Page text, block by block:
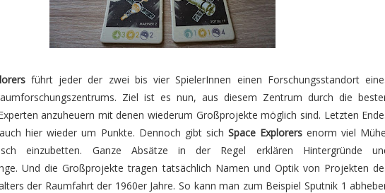
führt jeder der zwei bis vier SpielerInnen einen Forschungsstandort
Ziel ist es nun, aus diesem Zentrum durch die
anzuheuern mit denen wiederum Großprojekte möglich sind. Letzten
hier wieder um Punkte. Dennoch gibt sich Space Explorersenorm viel
einzubetten. Ganze Absätze in der Regel erklären Hintergründe
Und die Großprojekte tragen tatsächlich Namen und Optik von Projekten
der Raumfahrt der 1960er Jahre. So kann man zum Beispiel Sputnik 1